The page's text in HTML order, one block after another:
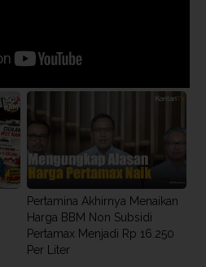
Pertamina Akhirnya Menaikan
Harga BBM Non Subsidi
Pertamax Menjadi Rp 16.250
Per Liter